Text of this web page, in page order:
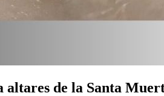
de la Santa